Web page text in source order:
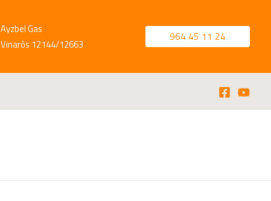
Ayzbel Gas
Vinaròs 12144/12663
964 45 11 24